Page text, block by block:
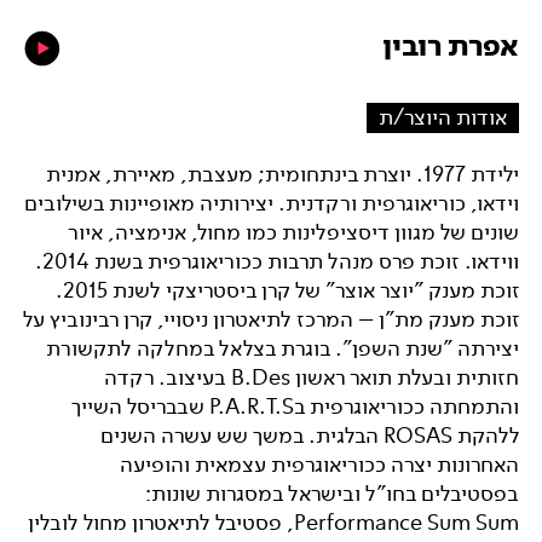
אפרת רובין
אודות היוצר/ת
ילידת 1977. יוצרת בינתחומית; מעצבת, מאיירת, אמנית
וידאו, כוריאוגרפית ורקדנית. יצירותיה מאופיינות בשילובים
שונים של מגוון דיסציפלינות כמו מחול, אנימציה, איור
ווידאו. זוכת פרס מנהל תרבות ככוריאוגרפית בשנת 2014.
זוכת מענק "יוצר אוצר" של קרן ביסטריצקי לשנת 2015.
זוכת מענק מת"ן – המרכז לתיאטרון ניסויי, קרן רבינוביץ על
יצירתה "שנת השפן". בוגרת בצלאל במחלקה לתקשורת
חזותית ובעלת תואר ראשון B.Des בעיצוב. רקדה
והתמחתה ככוריאוגרפית בP.A.R.T.S שבבריסל השייך
ללהקת ROSAS הבלגית. במשך שש עשרה השנים
האחרונות יצרה ככוריאוגרפית עצמאית והופיעה
בפסטיבלים בחו"ל ובישראל במסגרות שונות:
Performance Sum Sum, פסטיבל לתיאטרון מחול לובלין